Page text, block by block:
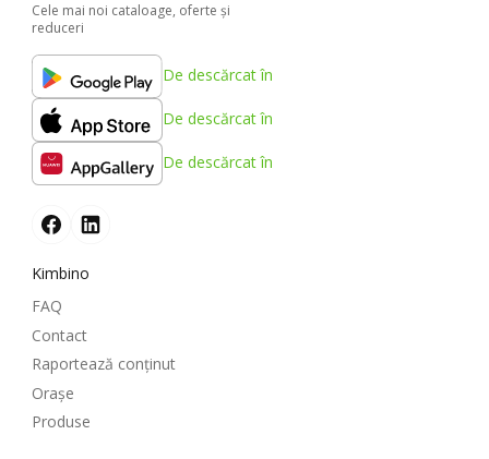
Cele mai noi cataloage, oferte şi
reduceri
De descărcat în
De descărcat în
De descărcat în
Kimbino
FAQ
Contact
Raportează conținut
Oraşe
Produse